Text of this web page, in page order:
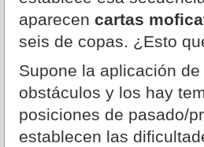
aparecen cartas
seis de copas. ¿Esto
Supone la aplicación de
obstáculos y los hay
posiciones de pasado/
establecen las